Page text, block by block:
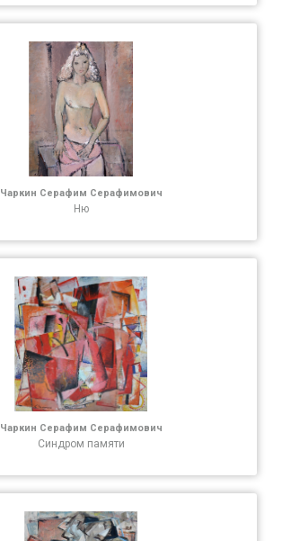
Чаркин Серафим Серафимович
Ню
Чаркин Серафим Серафимович
Синдром памяти